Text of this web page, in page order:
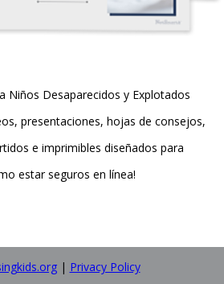
Niños Desaparecidos y Explotados
presentaciones, hojas de consejos,
e imprimibles diseñados para
estar seguros en línea!
| Privacy Policy